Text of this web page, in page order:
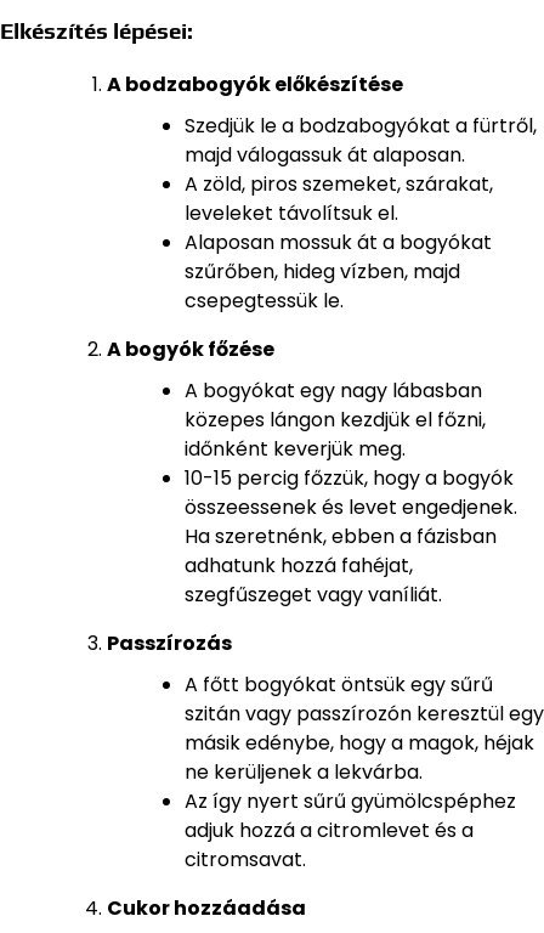
Elkészítés lépései:
A bodzabogyók előkészítése
Szedjük le a bodzabogyókat a fürtről,
majd válogassuk át alaposan.
A zöld, piros szemeket, szárakat,
leveleket távolítsuk el.
Alaposan mossuk át a bogyókat
szűrőben, hideg vízben, majd
csepegtessük le.
A bogyók főzése
A bogyókat egy nagy lábasban
közepes lángon kezdjük el főzni,
időnként keverjük meg.
10-15 percig főzzük, hogy a bogyók
összeessenek és levet engedjenek.
Ha szeretnénk, ebben a fázisban
adhatunk hozzá fahéjat,
szegfűszeget vagy vaníliát.
Passzírozás
A főtt bogyókat öntsük egy sűrű
szitán vagy passzírozón keresztül egy
másik edénybe, hogy a magok, héjak
ne kerüljenek a lekvárba.
Az így nyert sűrű gyümölcspéphez
adjuk hozzá a citromlevet és a
citromsavat.
Cukor hozzáadása